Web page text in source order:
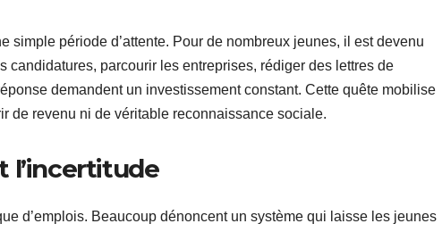
simple période d’attente. Pour de nombreux jeunes, il est devenu
candidatures, parcourir les entreprises, rédiger des lettres de
demandent un investissement constant. Cette quête mobilise
de revenu ni de véritable reconnaissance sociale.
l’incertitude
d’emplois. Beaucoup dénoncent un système qui laisse les jeunes